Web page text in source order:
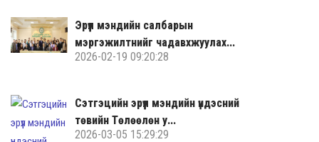
Эрүүл мэндийн салбарын
мэргэжилтнийг чадавхжуулах...
2026-02-19 09:20:28
Сэтгэцийн эрүүл мэндийн үндэсний
төвийн Төлөөлөн у...
2026-03-05 15:29:29